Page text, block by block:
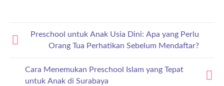
Cara Menemukan Preschool Islam yang Tepat
untuk Anak di Surabaya
Preschool untuk Anak Usia Dini: Apa yang Perlu
Orang Tua Perhatikan Sebelum Mendaftar?